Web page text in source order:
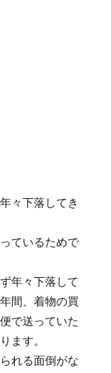
々下落してき
ているためで
年々下落して
間、着物の買
で送っていた
ます。
れる面倒がな